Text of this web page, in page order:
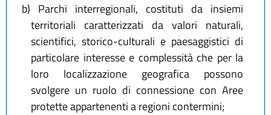
b) Parchi interregionali, costituti da insiemi
territoriali caratterizzati da valori naturali,
scientifici, storico-culturali e paesaggistici di
particolare interesse e complessità che per la
loro localizzazione geografica possono
svolgere un ruolo di connessione con Aree
protette appartenenti a regioni contermini;